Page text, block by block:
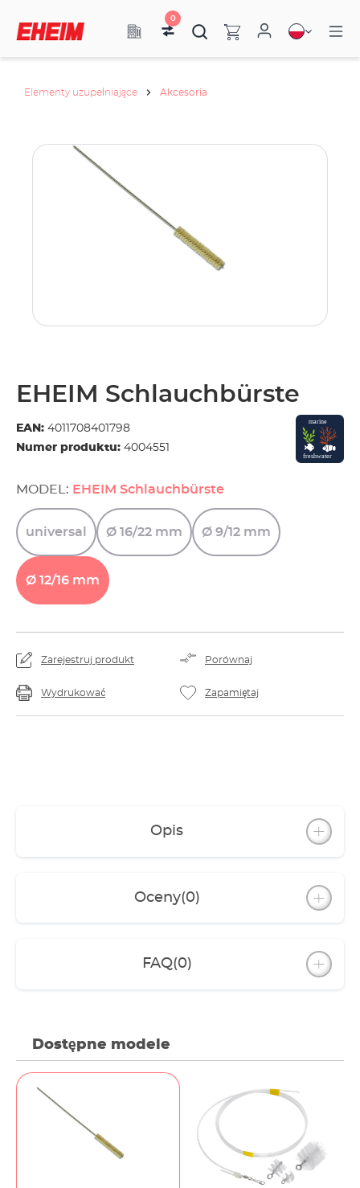
0
Elementy uzupełniające Akcesoria
EHEIM Schlauchbürste
EAN: 4011708401798
Numer produktu: 4004551
MODEL: EHEIM Schlauchbürste
universal Ø 16/22 mm Ø 9/12 mm
Ø 12/16 mm
Zarejestruj produkt Porównaj
Wydrukować Zapamiętaj
Opis
Oceny(0)
FAQ(0)
Dostępne modele